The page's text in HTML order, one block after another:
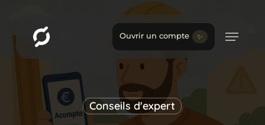
Ouvrir un compte ✨
Conseils d'expert